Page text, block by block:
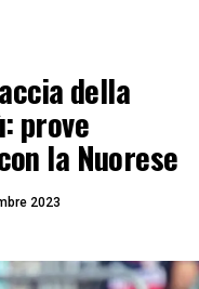
della
prove
la Nuorese
2023